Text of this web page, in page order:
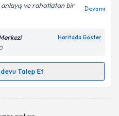
anlayış ve rahatlatan bir
Devamı
Haritada Göster
Talep Et